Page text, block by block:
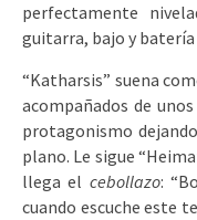
perfectamente
guitarra, bajo y batería
“Katharsis” suena
acompañados de
protagonismo
plano. Le sigue
llega el cebollazo:
cuando escuche este